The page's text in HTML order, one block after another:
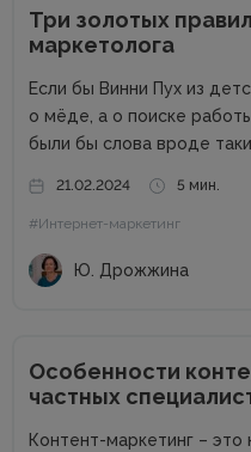
Три золотых
маркетолога
Если бы Винни Пух из
о мёде, а о поиске
были бы слова вроде
что...
21.02.2024 5 мин.
#Интернет-маркетинг
Ю. Дрожжина
Особенности
частных
Контент-маркетинг – это